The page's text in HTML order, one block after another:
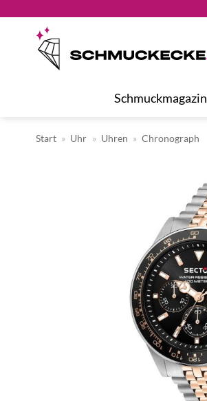
springen
Schmuckmagazin
Start » Uhr » Uhren » Chronograph